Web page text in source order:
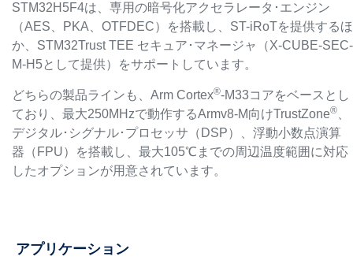
STM32H5F4は、専用の暗号化アクセラレータ･エンジン
（AES、PKA、OTFDEC）を搭載し、ST-iRoTを提供するほ
か、STM32Trust TEE セキュア･マネージャ（X-CUBE-SEC-
M-H5として提供）をサポートしています。
どちらの製品ラインも、Arm Cortex®-M33コアをベースとし
ており、最大250MHzで動作するArmv8-M向けTrustZone®
デジタル･シグナル･プロセッサ（DSP）、浮動小数点演算
器（FPU）を搭載し、最大105℃までの周辺温度範囲に対応
したオプションが用意されています。
アプリケーション